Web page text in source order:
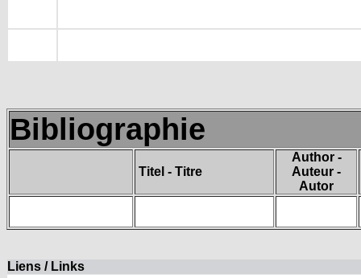
Bibliographie
Titel - Titre
Author -
Auteur -
Autor
Liens / Links